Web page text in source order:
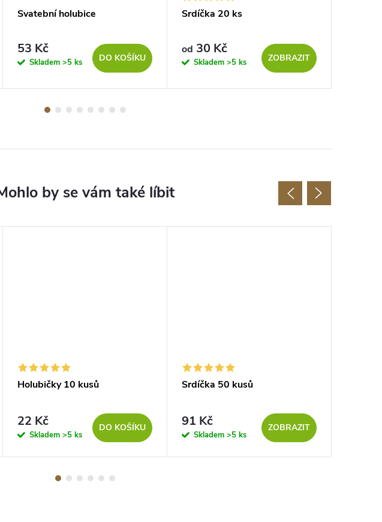
Svatební holubice
53 Kč
Skladem >5 ks DO KOŠÍKU
Srdíčka 20 ks
od 30 Kč
Skladem >5 ks ZOBRAZIT
Holubičky 10 kusů
22 Kč
Skladem >5 ks
DO KOŠÍKU
Srdíčka 50 kusů
91 Kč
Skladem >5 ks
ZOBRAZIT